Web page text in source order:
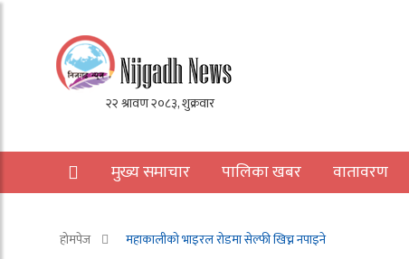
मुख्य समाचार पालिका खबर वातावरण
होमपेज महाकालीको भाइरल रोडमा सेल्फी खिच्न नपाइने